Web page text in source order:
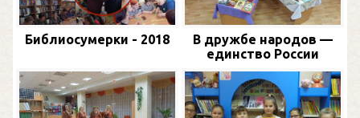
Библиосумерки - 2018
В дружбе народов —
единство России